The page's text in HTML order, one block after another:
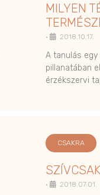
MILYEN
• 2018.10.17.
A tanulás
pillanatában
érzékszervi
CSAKRA
• 2018.07.01.